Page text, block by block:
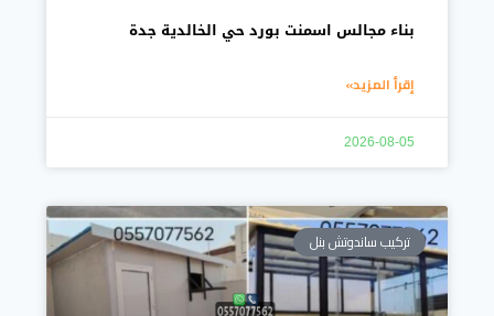
بناء مجالس اسمنت بورد حي الخالدية جدة
إقرأ المزيد»
2026-08-05
تركيب ساندوتش بنل